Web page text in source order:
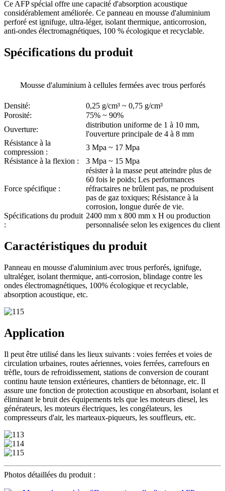
Ce AFP spécial offre une capacité d'absorption acoustique
considérablement améliorée. Ce panneau en mousse d'aluminium
perforé est ignifuge, ultra-léger, isolant thermique, anticorrosion,
anti-ondes électromagnétiques, 100 % écologique et recyclable.
Spécifications du produit
Mousse d'aluminium à cellules fermées avec trous perforés
Densité:
0,25 g/cm³ ~ 0,75 g/cm³
Porosité:
75% ~ 90%
Ouverture:
distribution uniforme de 1 à 10 mm,
l'ouverture principale de 4 à 8 mm
Résistance à la
compression :
3 Mpa ~ 17 Mpa
Résistance à la flexion :
3 Mpa ~ 15 Mpa
Force spécifique :
résister à la masse peut atteindre plus de
60 fois le poids; Les performances
réfractaires ne brûlent pas, ne produisent
pas de gaz toxiques; Résistance à la
corrosion, longue durée de vie.
Spécifications du produit
:
2400 mm x 800 mm x H ou production
personnalisée selon les exigences du client
Caractéristiques du produit
Panneau en mousse d'aluminium avec trous perforés, ignifuge,
ultraléger, isolant thermique, anti-corrosion, blindage contre les
ondes électromagnétiques, 100% écologique et recyclable,
absorption acoustique, etc.
Application
Il peut être utilisé dans les lieux suivants : voies ferrées et voies de
circulation urbaines, routes aériennes, voies ferrées, carrefours en
trèfle, tours de refroidissement, stations de conversion de courant
continu haute tension extérieures, chantiers de bétonnage, etc. Il
assure une fonction de protection acoustique en absorbant, isolant et
éliminant le bruit des équipements tels que les moteurs diesel, les
générateurs, les moteurs électriques, les congélateurs, les
compresseurs d'air, les marteaux-piqueurs, les souffleurs, etc.
Photos détaillées du produit :